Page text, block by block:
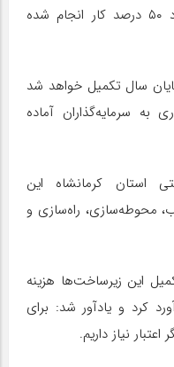
تکمیل زیرساخت‌ها می‌باشد و حدود ۵۰ درصد کار انجام شده
سال تکمیل خواهد شد
به سرمایه‌گذاران آماده
استان کرمانشاه این
محوطه‌سازی، راه‌سازی و
این زیرساخت‌ها هزینه
کرد و یادآور شد: برای
نیاز داریم.